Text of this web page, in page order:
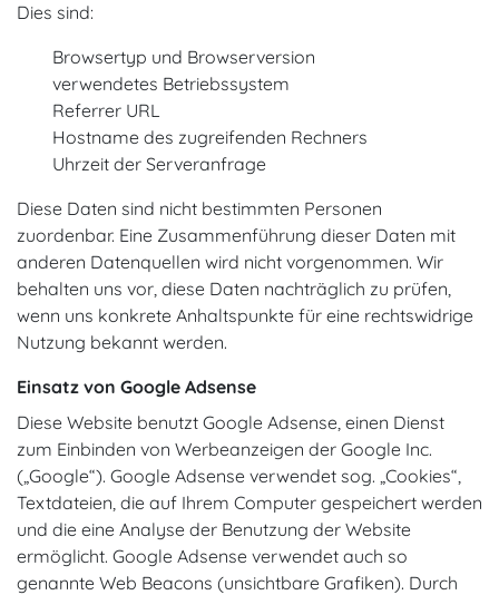
Dies sind:
Browsertyp und Browserversion
verwendetes Betriebssystem
Referrer URL
Hostname des zugreifenden Rechners
Uhrzeit der Serveranfrage
Diese Daten sind nicht bestimmten Personen
zuordenbar. Eine Zusammenführung dieser Daten mit
anderen Datenquellen wird nicht vorgenommen. Wir
behalten uns vor, diese Daten nachträglich zu prüfen,
wenn uns konkrete Anhaltspunkte für eine rechtswidrige
Nutzung bekannt werden.
Einsatz von Google Adsense
Diese Website benutzt Google Adsense, einen Dienst
zum Einbinden von Werbeanzeigen der Google Inc.
(„Google“). Google Adsense verwendet sog. „Cookies“,
Textdateien, die auf Ihrem Computer gespeichert werden
und die eine Analyse der Benutzung der Website
ermöglicht. Google Adsense verwendet auch so
genannte Web Beacons (unsichtbare Grafiken). Durch